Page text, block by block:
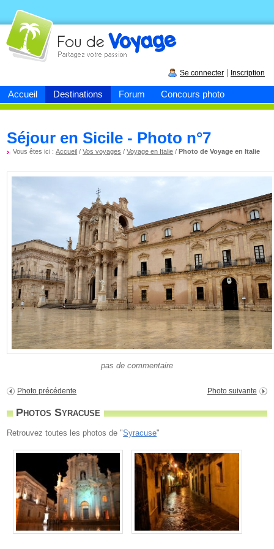
Accueil Destinations Forum Concours photo
Fou devoyage
Se connecter Inscription
Séjour en Sicile - Photo n°7
Vous êtes ici :Accueil /Vos voyages /Voyage en Italie /Photo de Voyage en Italie
pas de commentaire
Photo précédente Photo suivante
Photos Syracuse
Retrouvez toutes les photos de "Syracuse"